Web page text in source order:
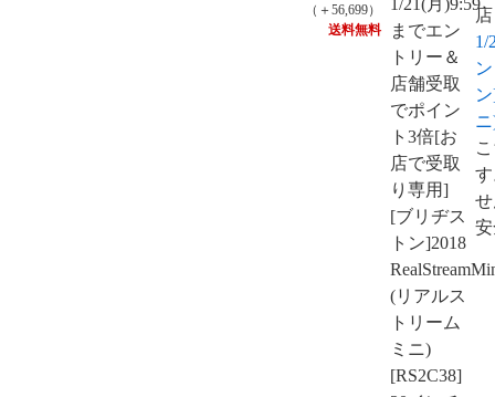
（＋56,699）
送料無料
店
1/